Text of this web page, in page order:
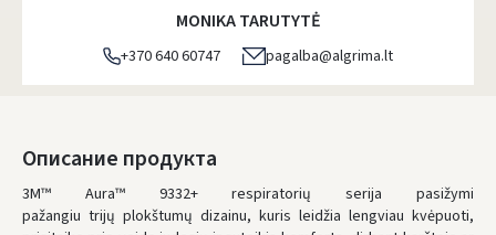
DPD kurjeris - 5.00 €
DPD paštomatai- 4.00 €
LP Express paštomatai
Пятница, Август 7 d.
LP Express kurjeris- 4.00 €
MONIKA TARUTYTĖ
+370 640 60747 pagalba@algrima.lt
Описание продукта
3M™ Aura™ 9332+ respiratorių serija pasižymi
pažangiu trijų plokštumų dizainu, kuris leidžia lengviau kvėpuoti,